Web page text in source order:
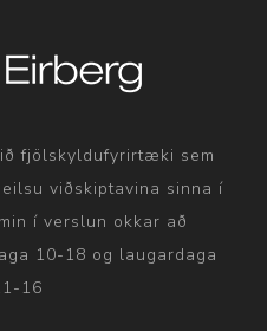
fjölskyldufyrirtæki sem
viðskiptavina sinna í
í verslun okkar að
10-18 og laugardaga
16